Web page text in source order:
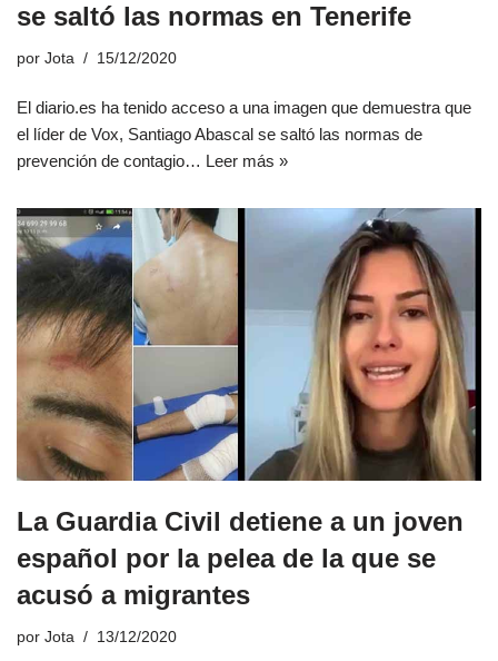
se saltó las normas en Tenerife
por Jota 15/12/2020
El diario.es ha tenido acceso a una imagen que demuestra que
el líder de Vox, Santiago Abascal se saltó las normas de
prevención de contagio… Leer más »
La Guardia Civil detiene a un joven
español por la pelea de la que se
acusó a migrantes
por Jota 13/12/2020